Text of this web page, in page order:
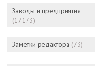
Заводы и предприятия
(17173)
Заметки редактора (73)